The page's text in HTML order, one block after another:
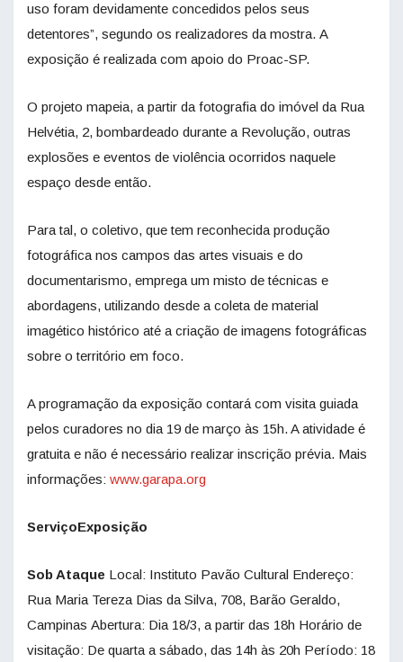
uso foram devidamente concedidos pelos seus
detentores”, segundo os realizadores da mostra. A
exposição é realizada com apoio do Proac-SP.
O projeto mapeia, a partir da fotografia do imóvel da Rua
Helvétia, 2, bombardeado durante a Revolução, outras
explosões e eventos de violência ocorridos naquele
espaço desde então.
Para tal, o coletivo, que tem reconhecida produção
fotográfica nos campos das artes visuais e do
documentarismo, emprega um misto de técnicas e
abordagens, utilizando desde a coleta de material
imagético histórico até a criação de imagens fotográficas
sobre o território em foco.
A programação da exposição contará com visita guiada
pelos curadores no dia 19 de março às 15h. A atividade é
gratuita e não é necessário realizar inscrição prévia. Mais
informações: www.garapa.org
ServiçoExposição
Sob Ataque Local: Instituto Pavão Cultural Endereço:
Rua Maria Tereza Dias da Silva, 708, Barão Geraldo,
Campinas Abertura: Dia 18/3, a partir das 18h Horário de
visitação: De quarta a sábado, das 14h às 20h Período: 18